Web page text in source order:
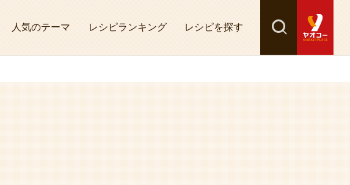
人気のテーマ レシピランキング レシピを探す 検索
探す